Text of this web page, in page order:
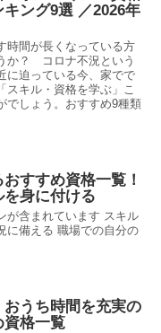
ング9選 ／2026年
時間が長くなっている方
か？ コロナ不況という
に迫っている今、家でで
スキル・資格を学ぶ」こ
でしょう。おすすめ9種類
すすめ資格一覧！
身に付ける
が含まれています スキル
に備える 職場での自分の
うち時間を充実の
資格一覧